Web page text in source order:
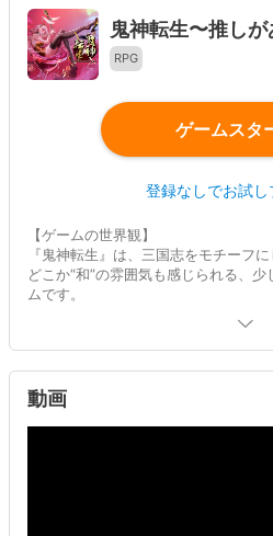
鬼神転生〜推し
RPG
ゲームスタ
登録なしでお試し
【ゲームの世界観】
『鬼神転生』は、三国志をモチーフに
どこか“和”の雰囲気も感じられる、
ムです。
登場する武将はとても多く、百を超
その中には、美しい立ち姿がそのま
特に高レアリティの武将ほど、魅力的
【育成の楽しさ】
動画